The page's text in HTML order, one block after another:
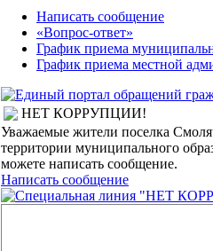
Написать сообщение
«Вопрос-ответ»
График приема
График приема местной
НЕТ КОРРУПЦИИ!
Уважаемые жители поселка
территории муниципального
можете написать сообщение.
Написать сообщение